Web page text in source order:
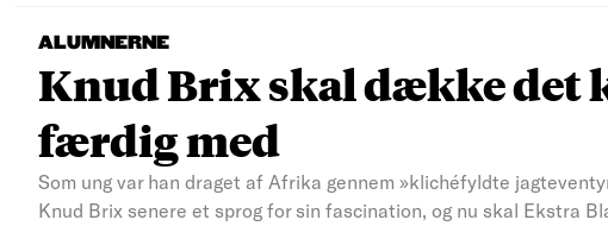
ALUMNERNE
Knud Brix skal dække det
færdig med
Som ung var han draget af Afrika gennem »klichéfyldte
Knud Brix senere et sprog for sin fascination, og nu skal Ekstra